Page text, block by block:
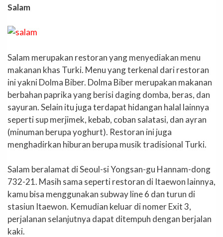
Salam
Salam merupakan restoran yang menyediakan menu
makanan khas Turki. Menu yang terkenal dari restoran
ini yakni Dolma Biber. Dolma Biber merupakan makanan
berbahan paprika yang berisi daging domba, beras, dan
sayuran. Selain itu juga terdapat hidangan halal lainnya
seperti sup merjimek, kebab, coban salatasi, dan ayran
(minuman berupa yoghurt). Restoran ini juga
menghadirkan hiburan berupa musik tradisional Turki.
Salam beralamat di Seoul-si Yongsan-gu Hannam-dong
732-21. Masih sama seperti restoran di Itaewon lainnya,
kamu bisa menggunakan subway line 6 dan turun di
stasiun Itaewon. Kemudian keluar di nomer Exit 3,
perjalanan selanjutnya dapat ditempuh dengan berjalan
kaki.